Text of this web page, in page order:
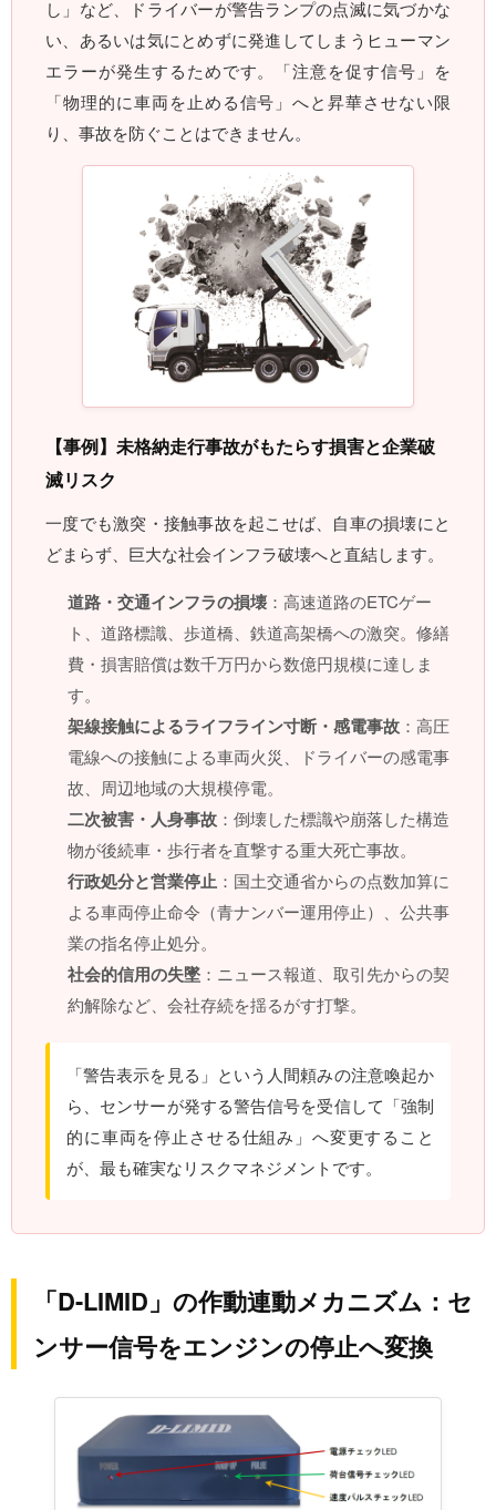
し」など、ドライバーが警告ランプの点滅に気づかな
い、あるいは気にとめずに発進してしまうヒューマン
エラーが発生するためです。「注意を促す信号」を
「物理的に車両を止める信号」へと昇華させない限
り、事故を防ぐことはできません。
【事例】未格納走行事故がもたらす損害と企業破
滅リスク
一度でも激突・接触事故を起こせば、自車の損壊にと
どまらず、巨大な社会インフラ破壊へと直結します。
道路・交通インフラの損壊 ：高速道路のETCゲー
ト、道路標識、歩道橋、鉄道高架橋への激突。修繕
費・損害賠償は数千万円から数億円規模に達しま
す。
架線接触によるライフライン寸断・感電事故 ：高圧
電線への接触による車両火災、ドライバーの感電事
故、周辺地域の大規模停電。
二次被害・人身事故 ：倒壊した標識や崩落した構造
物が後続車・歩行者を直撃する重大死亡事故。
行政処分と営業停止 ：国土交通省からの点数加算に
よる車両停止命令（青ナンバー運用停止）、公共事
業の指名停止処分。
社会的信用の失墜 ：ニュース報道、取引先からの契
約解除など、会社存続を揺るがす打撃。
「警告表示を見る」という人間頼みの注意喚起か
ら、センサーが発する警告信号を受信して「強制
的に車両を停止させる仕組み」へ変更すること
が、最も確実なリスクマネジメントです。
「D-LIMID」の作動連動メカニズム：セ
ンサー信号をエンジンの停止へ変換